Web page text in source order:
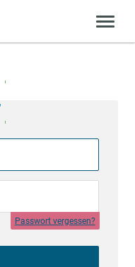
Passwort vergessen?